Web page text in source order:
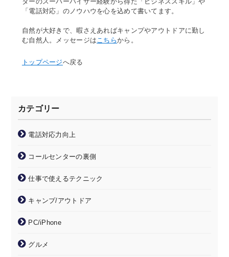
「電話対応」のノウハウを心を込めて書いてます。
自然が大好きで、暇さえあればキャンプやアウトドアに勤し
む自然人。メッセージはこちらから。
トップページへ戻る
カテゴリー
電話対応力向上
コールセンターの裏側
仕事で使えるテクニック
キャンプ/アウトドア
PC/iPhone
グルメ